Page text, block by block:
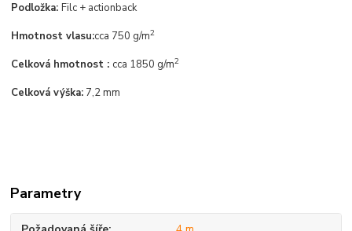
Podložka:Filc + actionback
Hmotnost vlasu:cca 750 g/m2
Celková hmotnost : cca 1850 g/m2
Celková výška: 7,2 mm
Parametry